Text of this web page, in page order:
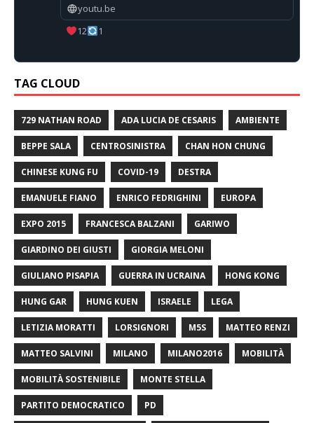
youtu.be
12
1
TAG CLOUD
729 NATHAN ROAD ADA LUCIA DE CESARIS AMBIENTE
BEPPE SALA CENTROSINISTRA CHAN HON CHUNG
CHINESE KUNG FU COVID-19 DESTRA
EMANUELE FIANO ENRICO FEDRIGHINI EUROPA
EXPO 2015 FRANCESCA BALZANI GARIWO
GIARDINO DEI GIUSTI GIORGIA MELONI
GIULIANO PISAPIA GUERRA IN UCRAINA HONG KONG
HUNG GAR HUNG KUEN ISRAELE LEGA
LETIZIA MORATTI LORSIGNORI M5S MATTEO RENZI
MATTEO SALVINI MILANO MILANO2016 MOBILITÀ
MOBILITÀ SOSTENIBILE MONTE STELLA
PARTITO DEMOCRATICO PD